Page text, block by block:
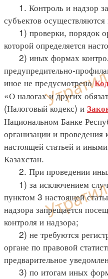
1. Контроль и надзор за
субъектов
1) проверки, порядок
которой определяется
2) иных формах
предупредительно-
иное не предусмотрено
«О налогах и других
(Налоговый кодекс) и
Национальном Банке
организации и проведения
настоящей статьей и
Казахстан.
2. При проведении
1) за исключением
пунктом 3 настоящей
надзора запрещается
контроля и надзора;
2) не требуются
органе по правовой
предварительное
3) по итогам иных форм